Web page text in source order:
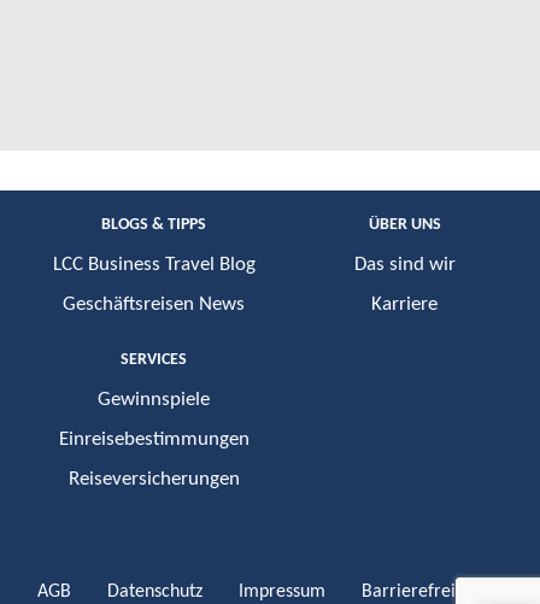
BLOGS & TIPPS
LCC Business Travel Blog
Geschäftsreisen News
ÜBER UNS
Das sind wir
Karriere
SERVICES
Gewinnspiele
Einreisebestimmungen
Reiseversicherungen
AGB Datenschutz Impressum Barrierefreiheit